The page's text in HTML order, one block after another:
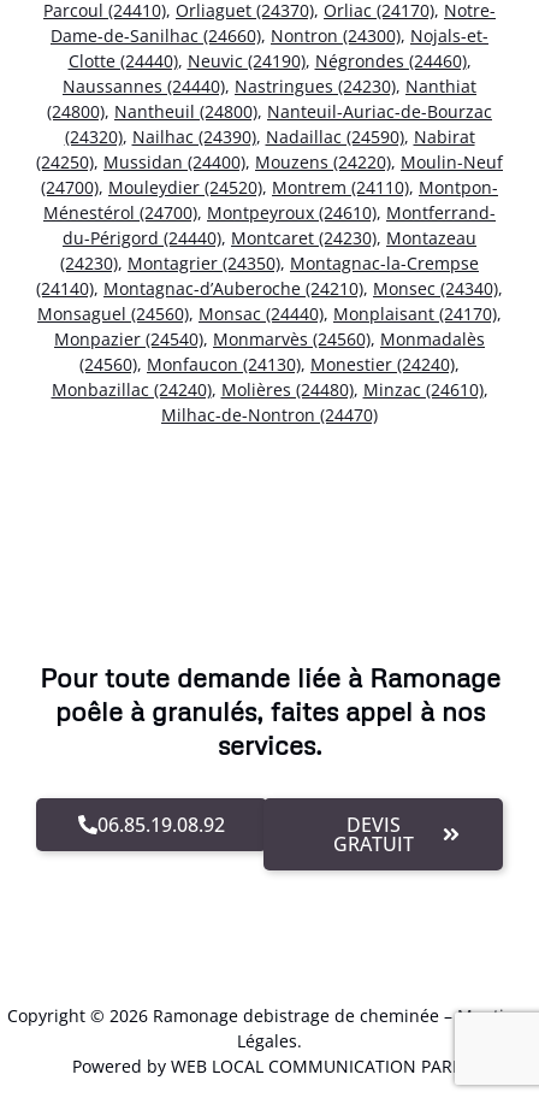
Parcoul (24410), Orliaguet (24370), Orliac (24170), Notre-
Dame-de-Sanilhac (24660), Nontron (24300), Nojals-et-
Clotte (24440), Neuvic (24190), Négrondes (24460),
Naussannes (24440), Nastringues (24230), Nanthiat
(24800), Nantheuil (24800), Nanteuil-Auriac-de-Bourzac
(24320), Nailhac (24390), Nadaillac (24590), Nabirat
(24250), Mussidan (24400), Mouzens (24220), Moulin-Neuf
(24700), Mouleydier (24520), Montrem (24110), Montpon-
Ménestérol (24700), Montpeyroux (24610), Montferrand-
du-Périgord (24440), Montcaret (24230), Montazeau
(24230), Montagrier (24350), Montagnac-la-Crempse
(24140), Montagnac-d’Auberoche (24210), Monsec (24340),
Monsaguel (24560), Monsac (24440), Monplaisant (24170),
Monpazier (24540), Monmarvès (24560), Monmadalès
(24560), Monfaucon (24130), Monestier (24240),
Monbazillac (24240), Molières (24480), Minzac (24610),
Milhac-de-Nontron (24470)
Pour toute demande liée à Ramonage
poêle à granulés, faites appel à nos
services.
06.85.19.08.92 DEVIS
GRATUIT
Copyright © 2026 Ramonage debistrage de cheminée –Mentions
Légales.
Powered by WEB LOCAL COMMUNICATION PARIS